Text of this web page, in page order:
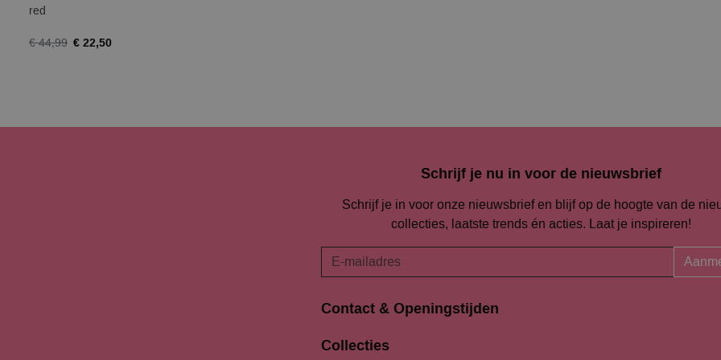
red
€ 44,99 € 22,50
Schrijf je nu in voor de nieuwsbrief
Schrijf je in voor onze nieuwsbrief en blijf op de hoogte van de
collecties, laatste trends én acties. Laat je inspireren!
Contact & Openingstijden
Langestraat 94-96
Collecties